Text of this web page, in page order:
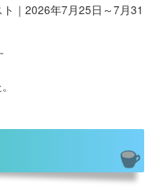
｜2026年7月25日～7月31